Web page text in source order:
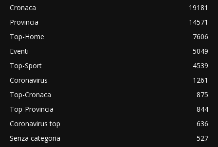
Cronaca
19181
Provincia
14571
Top-Home
7606
Eventi
5049
Top-Sport
4539
Coronavirus
1261
Top-Cronaca
875
Top-Provincia
844
Coronavirus top
636
Senza categoria
527